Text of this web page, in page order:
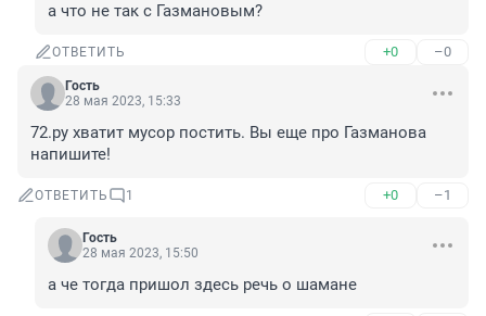
а что не так с Газмановым?
ОТВЕТИТЬ +0 –0
Гость
28 мая 2023, 15:33
72.ру хватит мусор постить. Вы еще про Газманова
напишите!
ОТВЕТИТЬ 1 +0 –1
Гость
28 мая 2023, 15:50
а че тогда пришол здесь речь о шамане